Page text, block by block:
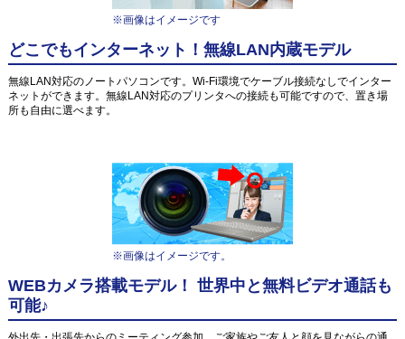
※画像はイメージです
どこでもインターネット！無線LAN内蔵モデル
無線LAN対応のノートパソコンです。Wi-Fi環境でケーブル接続なしでインター
ネットができます。無線LAN対応のプリンタへの接続も可能ですので、置き場
所も自由に選べます。
※画像はイメージです。
WEBカメラ搭載モデル！ 世界中と無料ビデオ通話も
可能♪